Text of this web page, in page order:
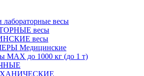
весы
весы
весы
Медицинские
MAX до 1000 кг (до 1 т)